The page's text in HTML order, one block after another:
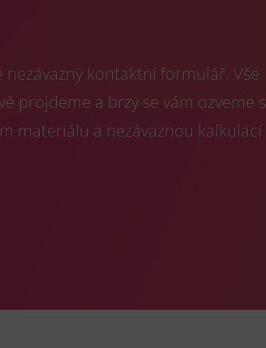
nezávazný kontaktní formulář. Vše
projdeme a brzy se vám ozveme s
materiálu a nezávaznou kalkulací.